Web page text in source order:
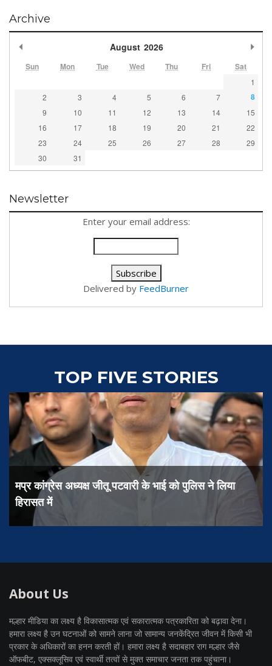
Archive
August 2026
Sun Mon Tue Wed Thu Fri Sat
1
2
3 4 5 6 7 8
9 10 11 12 13 14
15
16
17 18 19 20 21
22
23
24 25 26 27 28
29
30
31
Newsletter
Enter your email address:
Delivered by FeedBurner
TOP FIVE STORIES
मप्र कांग्रेस अध्यक्ष जीतू पटवारी के भाई को पुलिस ने लिया
हिरासत में
About Us
मल्हार मीडिया का लक्ष्य है विकासात्मक एवं सकारात्मक पत्रकारिता को बढ़ावा देना।
हमारा लक्ष्य है उन घटनाओं को सामने लाना जो सामान्य जनकेंद्रित जीवन में किसी भी
प्रकार के अधिकारों का हनन करती हों। हमारा लक्ष्य है सदाबहार राग मल्हार जैसे
ऑफबीट, एक्सक्लूसिव एवं स्वार्थी तत्वों से मुक्त समाचार जनता तक पहुंचाना।